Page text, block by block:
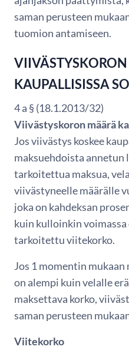
saman perusteen
tuomion antamiseen.
KAUPALLISISSA
4 a § (18.1.2013/32)
Viivästyskoron määrä
Jos viivästys koskee
maksuehdoista annetun
tarkoitettua maksua,
viivästyneelle määrälle
joka on kahdeksan
kuin kulloinkin voimassa
tarkoitettu viitekorko.
Jos 1 momentin
on alempi kuin velalle
maksettava korko,
saman perusteen
Viitekorko